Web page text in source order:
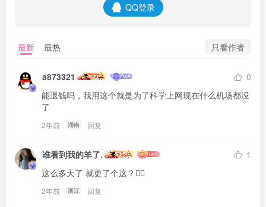
QQ登录
最新 最热 只看作者
a873321
0
能退钱吗，我用这个就是为了科学上网现在什么机场都没
了
2年前 湖南 回复
谁看到我的羊了.
1
这么多天了 就更了个这？🤦‍♂️
2年前 浙江 回复